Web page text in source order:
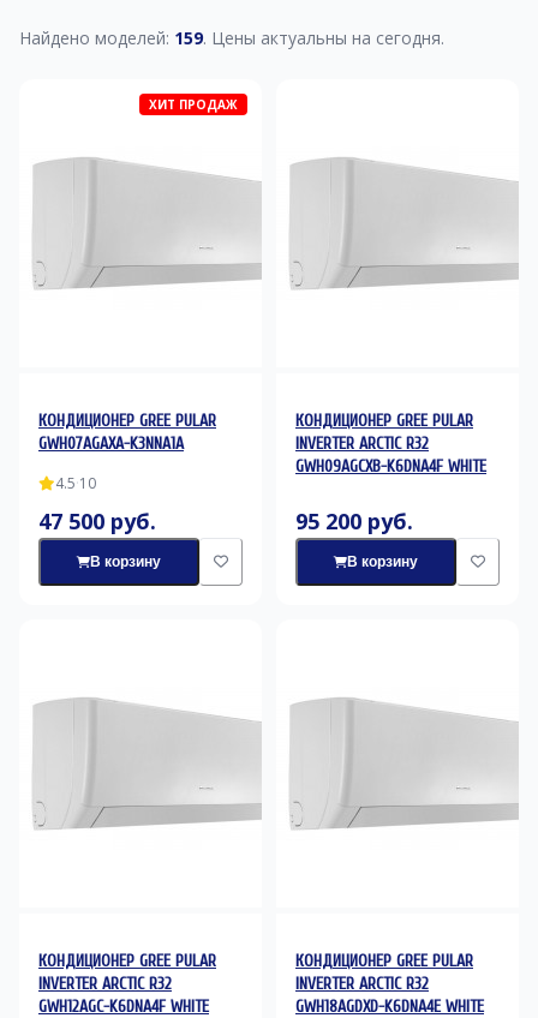
Найдено моделей: 159. Цены актуальны на сегодня.
ХИТ ПРОДАЖ
КОНДИЦИОНЕР GREE PULAR
GWH07AGAXA-K3NNA1A
4.5·10
47 500 руб.
В корзину
КОНДИЦИОНЕР GREE PULAR
INVERTER ARCTIC R32
GWH09AGCXB-K6DNA4F WHITE
95 200 руб.
В корзину
КОНДИЦИОНЕР GREE PULAR
INVERTER ARCTIC R32
GWH12AGC-K6DNA4F WHITE
КОНДИЦИОНЕР GREE PULAR
INVERTER ARCTIC R32
GWH18AGDXD-K6DNA4E WHITE